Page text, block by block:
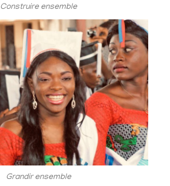
Construire ensemble
Grandir ensemble